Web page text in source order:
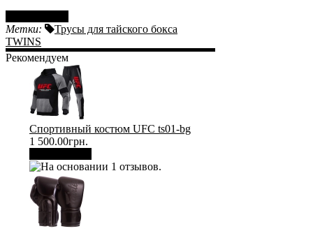
Метки:
Трусы для тайского бокса
TWINS
Рекомендуем
Спортивный костюм UFC ts01-bg
1 500.00грн.